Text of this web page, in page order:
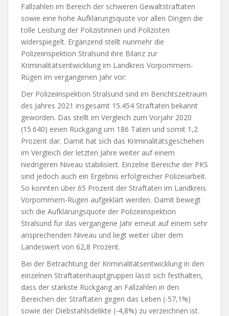
Fallzahlen im Bereich der schweren Gewaltstraftaten
sowie eine hohe Aufklärungsquote vor allen Dingen die
tolle Leistung der Polizistinnen und Polizisten
widerspiegelt. Ergänzend stellt nunmehr die
Polizeiinspektion Stralsund ihre Bilanz zur
Kriminalitätsentwicklung im Landkreis Vorpommern-
Rügen im vergangenen Jahr vor:
Der Polizeiinspektion Stralsund sind im Berichtszeitraum
des Jahres 2021 insgesamt 15.454 Straftaten bekannt
geworden. Das stellt im Vergleich zum Vorjahr 2020
(15.640) einen Rückgang um 186 Taten und somit 1,2
Prozent dar. Damit hat sich das Kriminalitätsgeschehen
im Vergleich der letzten Jahre weiter auf einem
niedrigeren Niveau stabilisiert. Einzelne Bereiche der PKS
sind jedoch auch ein Ergebnis erfolgreicher Polizeiarbeit.
So konnten über 65 Prozent der Straftaten im Landkreis
Vorpommern-Rügen aufgeklärt werden. Damit bewegt
sich die Aufklärungsquote der Polizeiinspektion
Stralsund für das vergangene Jahr erneut auf einem sehr
ansprechenden Niveau und liegt weiter über dem
Landeswert von 62,8 Prozent.
Bei der Betrachtung der Kriminalitätsentwicklung in den
einzelnen Straftatenhauptgruppen lässt sich festhalten,
dass der stärkste Rückgang an Fallzahlen in den
Bereichen der Straftaten gegen das Leben (-57,1%)
sowie der Diebstahlsdelikte (-4,8%) zu verzeichnen ist.